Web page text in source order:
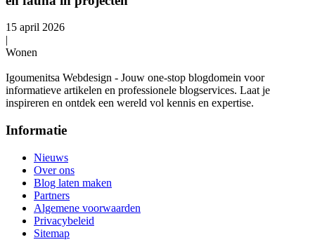
15 april 2026
|
Wonen
Igoumenitsa Webdesign - Jouw one-stop blogdomein voor
informatieve artikelen en professionele blogservices. Laat je
inspireren en ontdek een wereld vol kennis en expertise.
Informatie
Nieuws
Over ons
Blog laten maken
Partners
Algemene voorwaarden
Privacybeleid
Sitemap